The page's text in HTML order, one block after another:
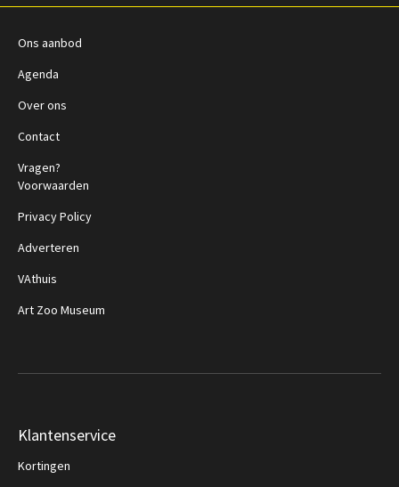
Ons aanbod
Agenda
Over ons
Contact
Vragen?
Voorwaarden
Privacy Policy
Adverteren
VAthuis
Art Zoo Museum
Klantenservice
Kortingen